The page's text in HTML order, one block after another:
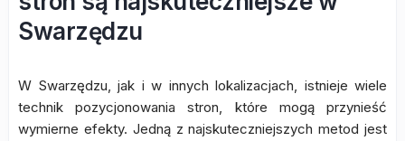
Swarzędzu
W Swarzędzu, jak i w innych lokalizacjach, istnieje wiele
technik pozycjonowania stron, które mogą przynieść
wymierne efekty. Jedną z najskuteczniejszych metod jest